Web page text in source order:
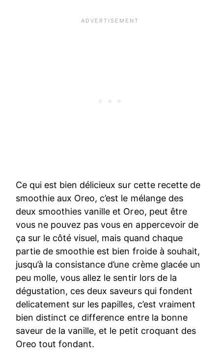
Ce qui est bien délicieux sur cette recette de
smoothie aux Oreo, c’est le mélange des
deux smoothies vanille et Oreo, peut être
vous ne pouvez pas vous en appercevoir de
ça sur le côté visuel, mais quand chaque
partie de smoothie est bien froide à souhait,
jusqu’à la consistance d’une crème glacée un
peu molle, vous allez le sentir lors de la
dégustation, ces deux saveurs qui fondent
delicatement sur les papilles, c’est vraiment
bien distinct ce difference entre la bonne
saveur de la vanille, et le petit croquant des
Oreo tout fondant.